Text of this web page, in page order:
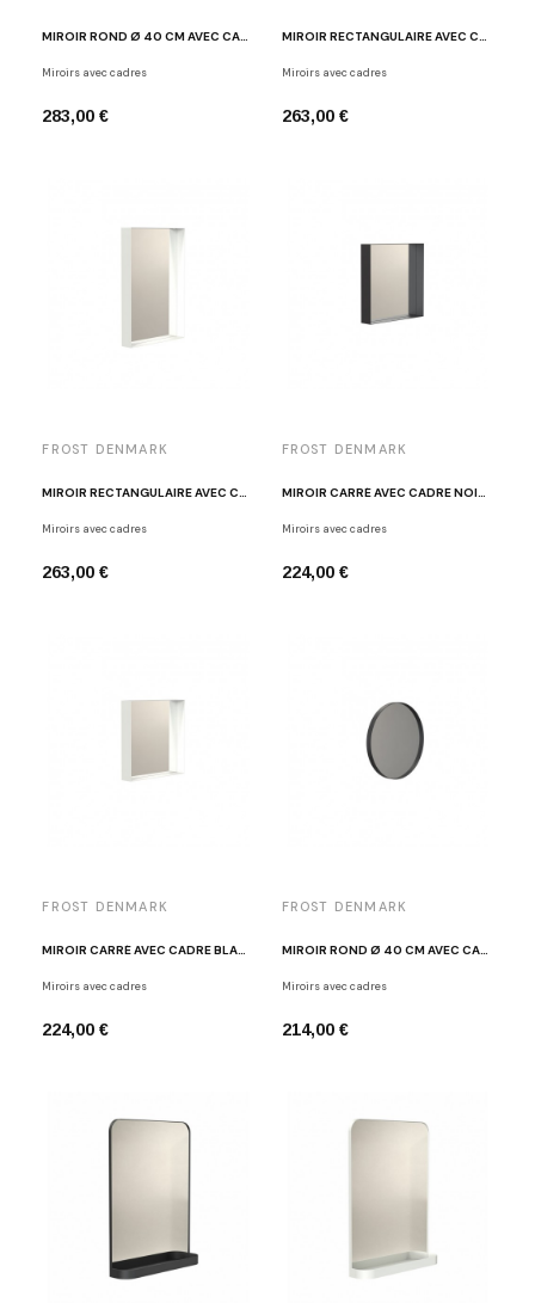
MIROIR ROND Ø 40 CM AVEC CADRE DORÉ POLI FROST U4134-GO
Miroirs avec cadres
283,00 €
MIROIR RECTANGULAIRE AVEC CADRE NOIR FROST U4133-B
Miroirs avec cadres
263,00 €
FROST DENMARK
MIROIR RECTANGULAIRE AVEC CADRE BLANC FROST U4133-W
Miroirs avec cadres
263,00 €
FROST DENMARK
MIROIR CARRÉ AVEC CADRE NOIR FROST U4132-B
Miroirs avec cadres
224,00 €
FROST DENMARK
Miroirs avec cadres
224,00 €
FROST DENMARK
MIROIR ROND Ø 40 CM AVEC CADRE NOIR FROST U4134-B
Miroirs avec cadres
214,00 €